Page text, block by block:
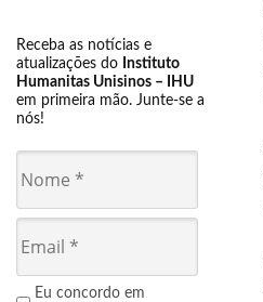
Receba as notícias e
atualizações do Instituto
Humanitas Unisinos – IHU
em primeira mão. Junte-se a
nós!
Eu concordo em